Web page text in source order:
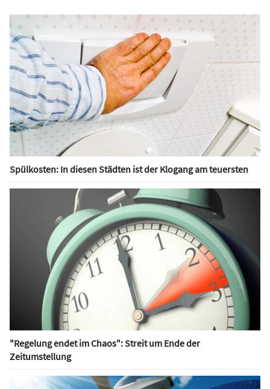
Spülkosten: In diesen Städten ist der Klogang am teuersten
"Regelung endet im Chaos": Streit um Ende der
Zeitumstellung